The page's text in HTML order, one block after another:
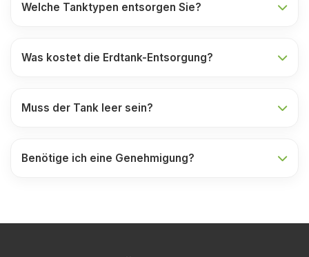
Welche Tanktypen entsorgen Sie?
Was kostet die Erdtank-Entsorgung?
Muss der Tank leer sein?
Benötige ich eine Genehmigung?